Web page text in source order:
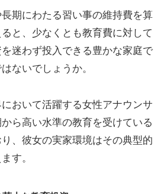
期にわたる習い事の維持費を算
と、少なくとも教育費に対して
迷わず投入できる豊かな家庭で
ないでしょうか。
おいて活躍する女性アナウンサ
ら高い水準の教育を受けている
、彼女の実家環境はその典型的
す。